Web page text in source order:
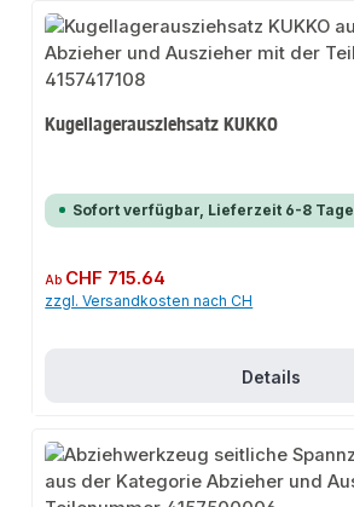
Kugellagerausziehsatz KUKKO
Sofort verfügbar, Lieferzeit 6-8 Tage
Regulärer Preis:
Ab CHF 715.64
zzgl. Versandkosten nach CH
Details